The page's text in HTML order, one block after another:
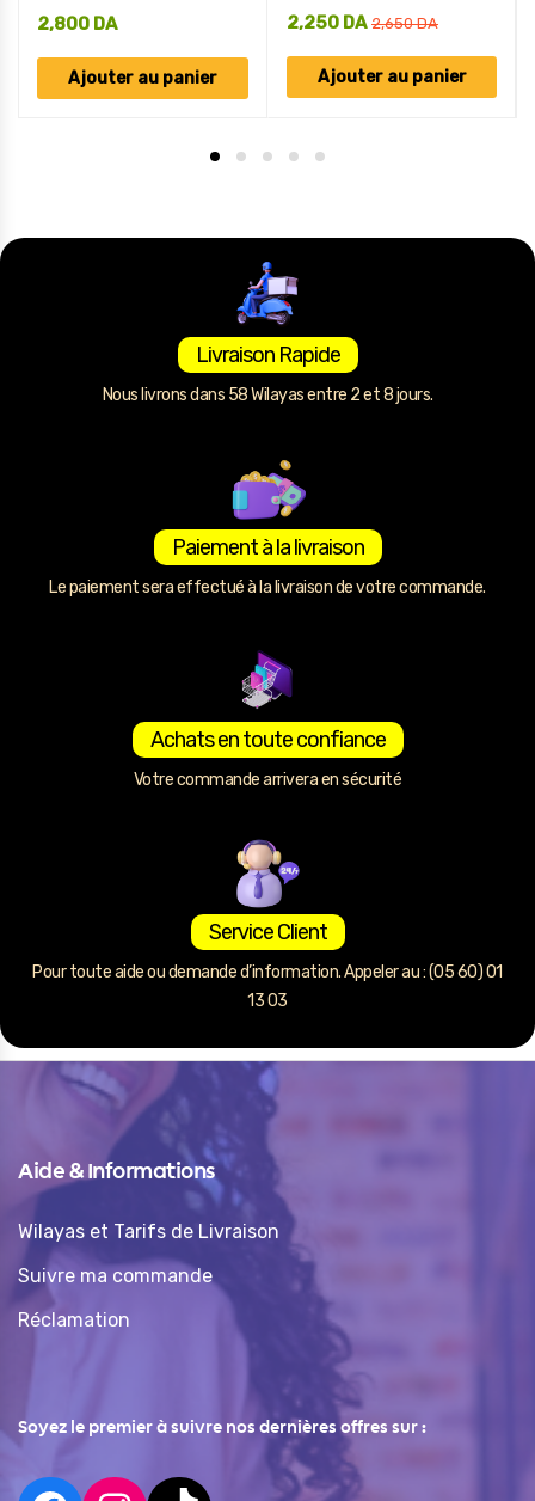
2,800 DA
Ajouter au panier
2,650DA
2,250 DA
Ajouter au panier
Livraison Rapide
Nous livrons dans 58 Wilayas entre 2 et 8 jours.
Paiement à la livraison
Le paiement sera effectué à la livraison de votre commande.
Achats en toute confiance
Votre commande arrivera en sécurité
Service Client
Pour toute aide ou demande d’information. Appeler au : (05 60) 01
13 03
Aide & Informations
Wilayas et Tarifs de Livraison
Suivre ma commande
Réclamation
Soyez le premier à suivre nos dernières offres sur :